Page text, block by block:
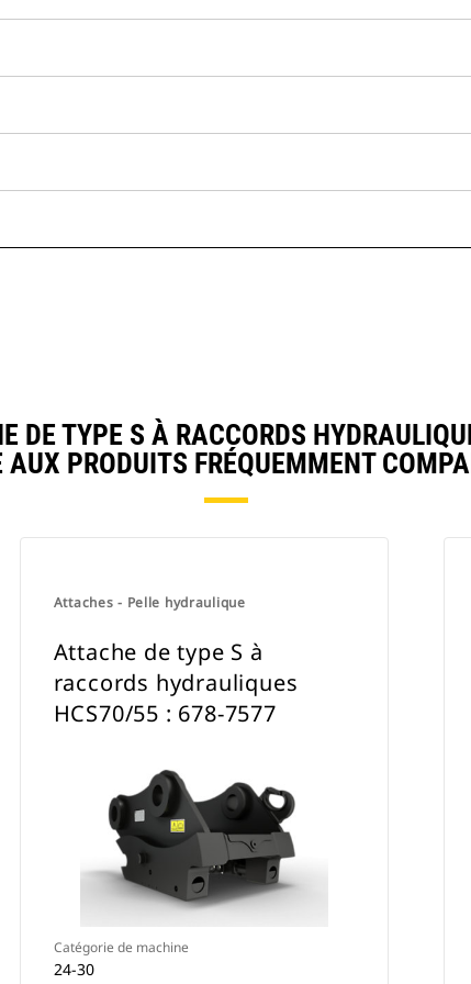
DE TYPE S À RACCORDS
AUX PRODUITS FRÉQUEMMENT
Attaches - Pelle hydraulique
Attache de type S à
raccords hydrauliques
HCS70/55 : 678-7577
Catégorie de machine
24-30